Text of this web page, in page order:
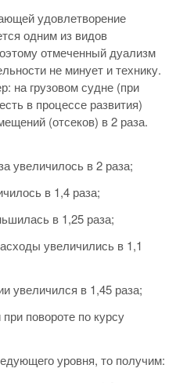
удовлетворение
одним из видов
отмеченный дуализм
не минует и технику.
на грузовом судне (при
в процессе развития)
(отсеков) в 2 раза.
увеличилось в 2 раза;
в 1,4 раза;
в 1,25 раза;
увеличились в 1,1
увеличился в 1,45 раза;
повороте по курсу
уровня, то получим: